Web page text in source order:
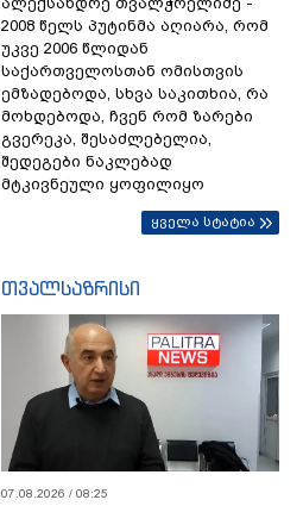
2008 წელს პუტინმა აღიარა, რომ
უკვე 2006 წლიდან
საქართველოსთან ომისთვის
ემზადებოდა, სხვა საკითხია, რა
მოხდებოდა, ჩვენ რომ ზარები
გვერეკა, შესაძლებელია,
შედეგები ნაკლებად
მტკივნეული ყოფილიყო
ყველა სტატია
თვალსაზრისი
07.08.2026 / 08:25